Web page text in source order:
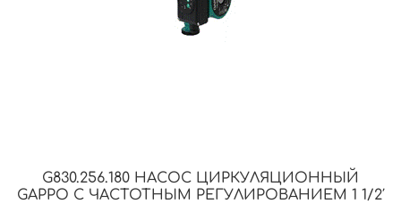
G830.256.180 НАСОС ЦИРКУЛЯЦИОННЫЙ
GAPPO С ЧАСТОТНЫМ РЕГУЛИРОВАНИЕМ 1 1/2′